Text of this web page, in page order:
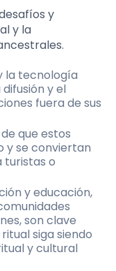
y
y la
la tecnología
y el
fuera de sus
que estos
y se conviertan
turistas o
y educación,
son clave
siga siendo
y cultural